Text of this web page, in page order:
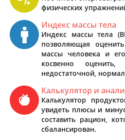
физических
Индекс массы тела
Индекс массы тела
позволяющая оценить
массы человека и
косвенно
недостаточной,
Калькулятор и
Калькулятор
увидеть плюсы и
составить рацион,
сбалансирован.